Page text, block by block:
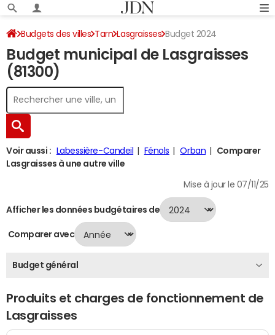
Budgets des villes Tarn Lasgraisses Budget 2024
Budget municipal de Lasgraisses
(81300)
Voir aussi : Labessière-Candeil Fénols Orban
Comparer
Lasgraisses à une autre ville
Mise à jour le 07/11/25
Afficher les données budgétaires de
Comparer avec
Budget général
Produits et charges de fonctionnement de
Lasgraisses